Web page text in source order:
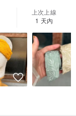
上次上線
1 天內